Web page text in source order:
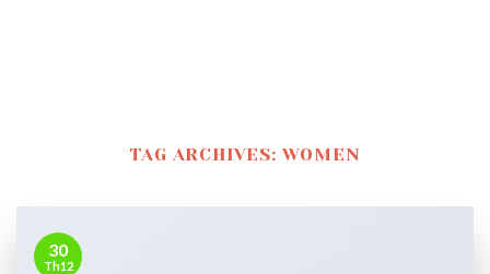
TAG ARCHIVES: WOMEN
30
Th12